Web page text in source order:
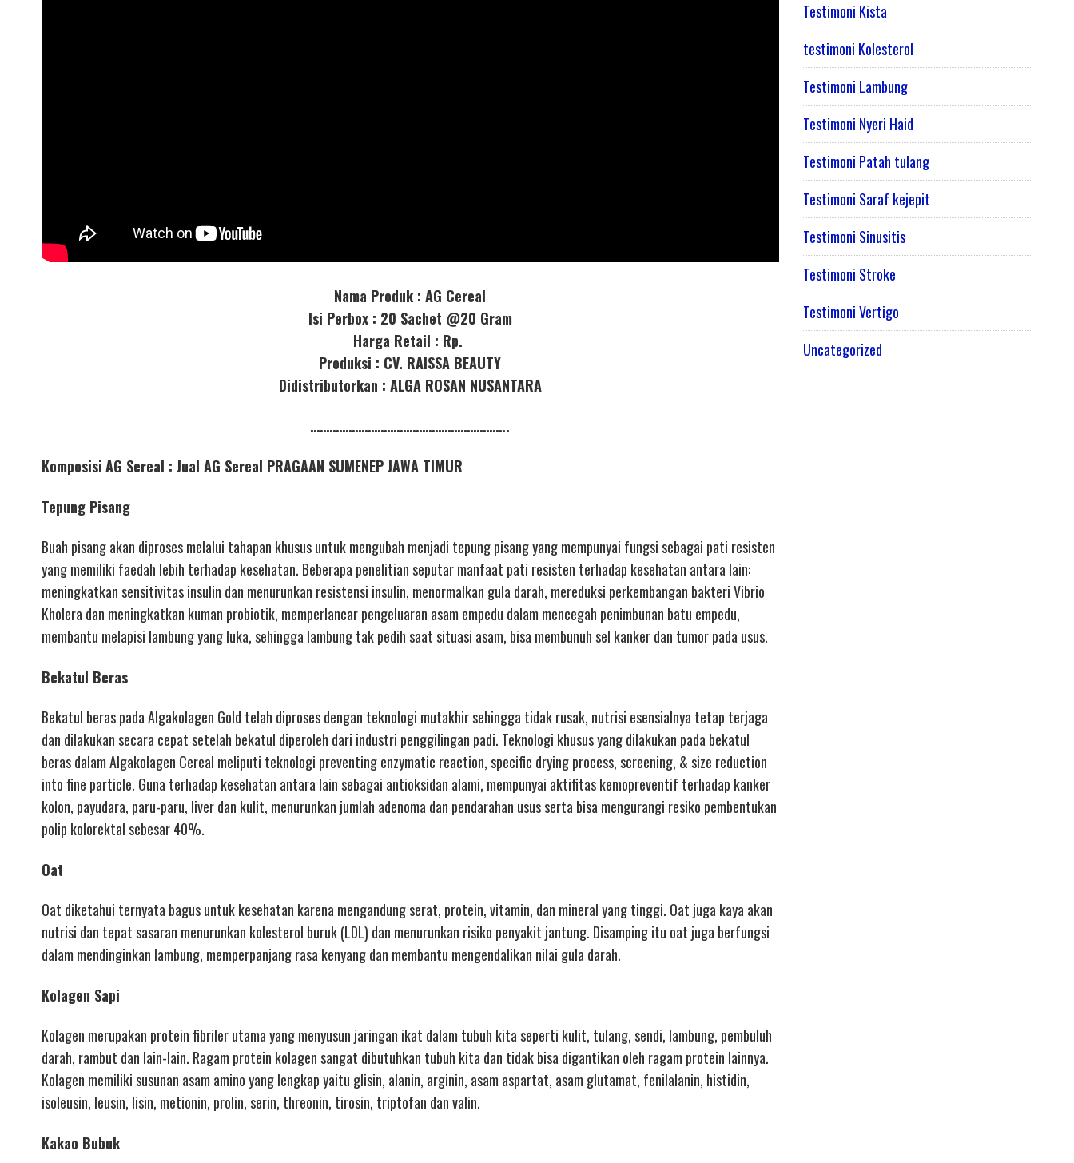
Nama Produk : AG Cereal
Isi Perbox : 20 Sachet @20 Gram
Harga Retail : Rp.
Produksi : CV. RAISSA BEAUTY
Didistributorkan : ALGA ROSAN NUSANTARA
……………………………………………………..
KomposisiAG Sereal : Jual AG Sereal PRAGAAN SUMENEP JAWA TIMUR
Tepung Pisang
Buah pisang akan diproses melalui tahapan khusus untuk mengubah menjadi tepung pisang yang mempunyai fungsi sebagai pati resisten
yang memiliki faedah lebih terhadap kesehatan. Beberapa penelitian seputar manfaat pati resisten terhadap kesehatan antara lain:
meningkatkan sensitivitas insulin dan menurunkan resistensi insulin, menormalkan gula darah, mereduksi perkembangan bakteri Vibrio
Kholera dan meningkatkan kuman probiotik, memperlancar pengeluaran asam empedu dalam mencegah penimbunan batu empedu,
membantu melapisi lambung yang luka, sehingga lambung tak pedih saat situasi asam, bisa membunuh sel kanker dan tumor pada usus.
Bekatul Beras
Bekatul beras pada Algakolagen Gold telah diproses dengan teknologi mutakhir sehingga tidak rusak, nutrisi esensialnya tetap terjaga
dan dilakukan secara cepat setelah bekatul diperoleh dari industri penggilingan padi. Teknologi khusus yang dilakukan pada bekatul
beras dalam Algakolagen Cereal meliputi teknologi preventing enzymatic reaction, specific drying process, screening, & size reduction
into fine particle. Guna terhadap kesehatan antara lain sebagai antioksidan alami, mempunyai aktifitas kemopreventif terhadap kanker
kolon, payudara, paru-paru, liver dan kulit, menurunkan jumlah adenoma dan pendarahan usus serta bisa mengurangi resiko pembentukan
polip kolorektal sebesar 40%.
Oat
Oat diketahui ternyata bagus untuk kesehatan karena mengandung serat, protein, vitamin, dan mineral yang tinggi. Oat juga kaya akan
nutrisi dan tepat sasaran menurunkan kolesterol buruk (LDL) dan menurunkan risiko penyakit jantung. Disamping itu oat juga berfungsi
dalam mendinginkan lambung, memperpanjang rasa kenyang dan membantu mengendalikan nilai gula darah.
Kolagen Sapi
Kolagen merupakan protein fibriler utama yang menyusun jaringan ikat dalam tubuh kita seperti kulit, tulang, sendi, lambung, pembuluh
darah, rambut dan lain-lain. Ragam protein kolagen sangat dibutuhkan tubuh kita dan tidak bisa digantikan oleh ragam protein lainnya.
Kolagen memiliki susunan asam amino yang lengkap yaitu glisin, alanin, arginin, asam aspartat, asam glutamat, fenilalanin, histidin,
isoleusin, leusin, lisin, metionin, prolin, serin, threonin, tirosin, triptofan dan valin.
Kakao Bubuk
Testimoni Kista
testimoni Kolesterol
Testimoni Lambung
Testimoni Nyeri Haid
Testimoni Patah tulang
Testimoni Saraf kejepit
Testimoni Sinusitis
Testimoni Stroke
Testimoni Vertigo
Uncategorized